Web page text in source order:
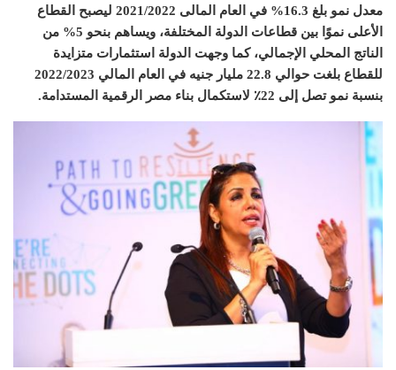
معدل نمو بلغ 16.3% في العام المالى 2021/2022 ليصبح القطاع
الأعلى نموًا بين قطاعات الدولة المختلفة، ويساهم بنحو 5%
من
الناتج المحلي الإجمالي، كما وجهت الدولة استثمارات متزايدة
للقطاع بلغت حوالي 22.8 مليار جنيه في العام المالي 2022/2023
بنسبة نمو تصل إلى 22٪ لاستكمال بناء مصر الرقمية المستدامة.